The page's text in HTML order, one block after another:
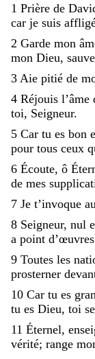
1 Prière de
car je suis
2 Garde mon
mon Dieu, sauve
3 Aie pitié de
4 Réjouis l’âme
toi, Seigneur.
5 Car tu es bon
pour tous ceux
6 Écoute, ô
de mes
7 Je t’invoque au
8 Seigneur, nul
a point d’œuvres
9 Toutes les
prosterner
10 Car tu es
tu es Dieu, toi
11 Éternel,
vérité; range